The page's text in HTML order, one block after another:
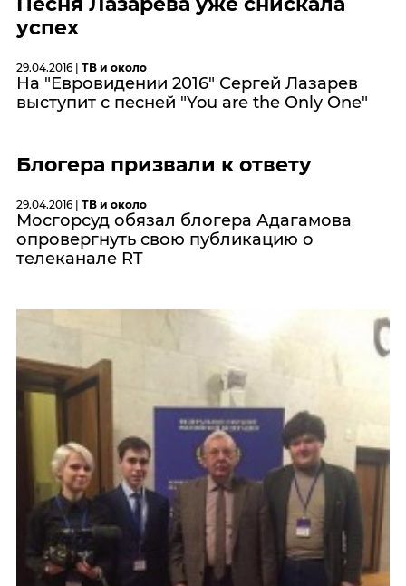
успех
29.04.2016 | ТВ и около
На "Евровидении 2016" Сергей Лазарев
выступит с песней "You аre the Only One"
Блогера призвали к ответу
29.04.2016 | ТВ и около
Мосгорсуд обязал блогера Адагамова
опровергнуть свою публикацию о
телеканале RT